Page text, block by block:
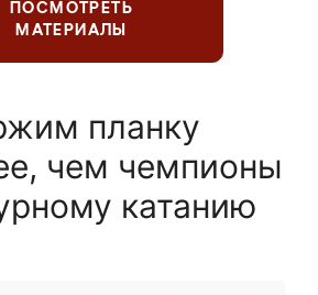
ПОСМОТРЕТЬ
МАТЕРИАЛЫ
планку
чем чемпионы
катанию